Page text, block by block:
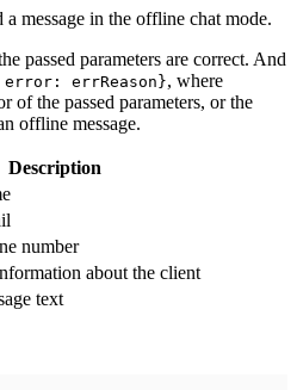
message in the offline chat mode.
passed parameters are correct. And
errReason}, where
of the passed parameters, or the
offline message.
Description
number
about the client
text